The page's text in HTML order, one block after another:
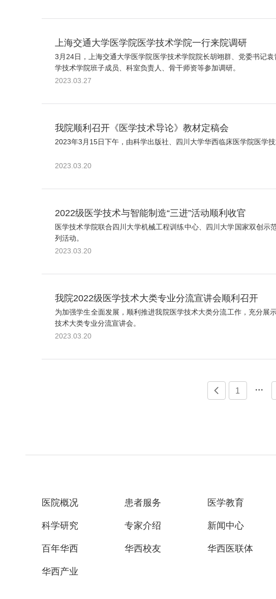
上海交通大学医学院医学技术学院一行来院调研
3月24日，上海交通大学医学院医学技术学院院长胡翊群、党委书记
学技术学院班子成员、科室负责人、骨干师资等参加调研。
2023.03.27
我院顺利召开《医学技术导论》教材定稿会
2023年3月15日下午，由科学出版社、四川大学华西临床医学院医学
2023.03.20
2022级医学技术与智能制造“三进”活动顺利收官
医学技术学院联合四川大学机械工程训练中心、四川大学国家双创
列活动。
2023.03.20
我院2022级医学技术大类专业分流宣讲会顺利召开
为加强学生全面发展，顺利推进我院医学技术大类分流工作，充分
技术大类专业分流宣讲会。
2023.03.20
 1 
医院概况 患者服务 医学教育
科学研究 专家介绍 新闻中心
百年华西 华西校友 华西医联体
华西产业